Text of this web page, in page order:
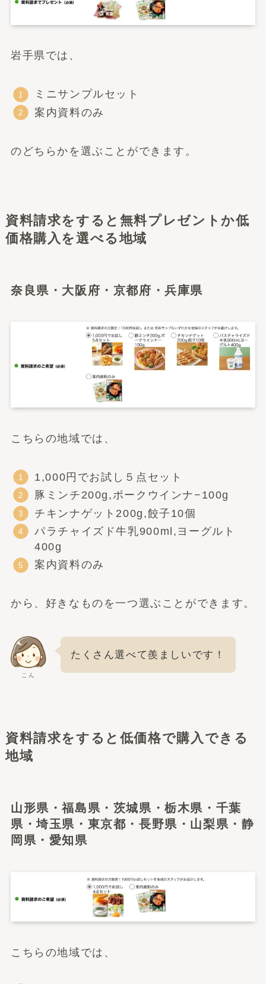
岩手県では、
ミニサンプルセット
案内資料のみ
のどちらかを選ぶことができます。
資料請求をすると無料プレゼントか低
価格購入を選べる地域
奈良県・大阪府・京都府・兵庫県
こちらの地域では、
1,000円でお試し５点セット
豚ミンチ200g,ポークウインナ−100g
チキンナゲット200g,餃子10個
パラチャイズド牛乳900ml,ヨーグルト
400g
案内資料のみ
から、好きなものを一つ選ぶことができます。
こん
たくさん選べて羨ましいです！
資料請求をすると低価格で購入できる
地域
山形県・福島県・茨城県・栃木県・千葉
県・埼玉県・東京都・長野県・山梨県・静
岡県・愛知県
こちらの地域では、